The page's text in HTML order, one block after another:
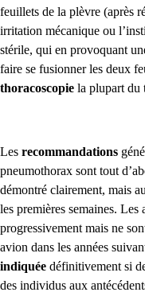
feuillets de la plèvre (après
irritation mécanique ou
stérile, qui en provoquant
faire se fusionnerles deux
thoracoscopie la plupart du
Les recommandations
pneumothorax sont tout
démontré clairement, mais
les premières semaines.
progressivement mais ne
avion dans les années
indiquée définitivement si
des individus aux